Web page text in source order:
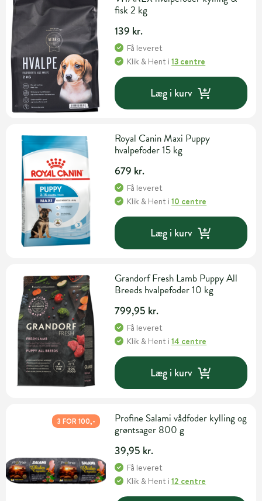
fisk 2 kg
139 kr.
Få leveret
Klik & Hent i13 centre
Læg i kurv
Royal Canin Maxi Puppy
hvalpefoder 15 kg
679 kr.
Få leveret
Klik & Hent i10 centre
Læg i kurv
Grandorf Fresh Lamb Puppy All
Breeds hvalpefoder 10 kg
799,95 kr.
Få leveret
Klik & Hent i14 centre
Læg i kurv
3 FOR 100,-
Profine Salami vådfoder kylling og
grøntsager 800 g
39,95 kr.
Få leveret
Klik & Hent i12 centre